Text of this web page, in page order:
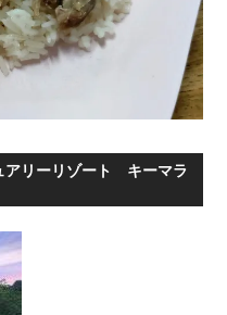
アリーリゾート キーマラ